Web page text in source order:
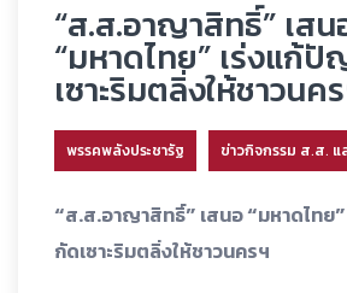
“ส.ส.อาญาสิทธิ์” เสน
“มหาดไทย” เร่งแก้
เซาะริมตลิ่งให้ชาวนค
พรรคพลังประชารัฐ ข่าวกิจกรรม ส.ส. แ
“ส.ส.อาญาสิทธิ์” เสนอ “มหาดไทย
กัดเซาะริมตลิ่งให้ชาวนครฯ